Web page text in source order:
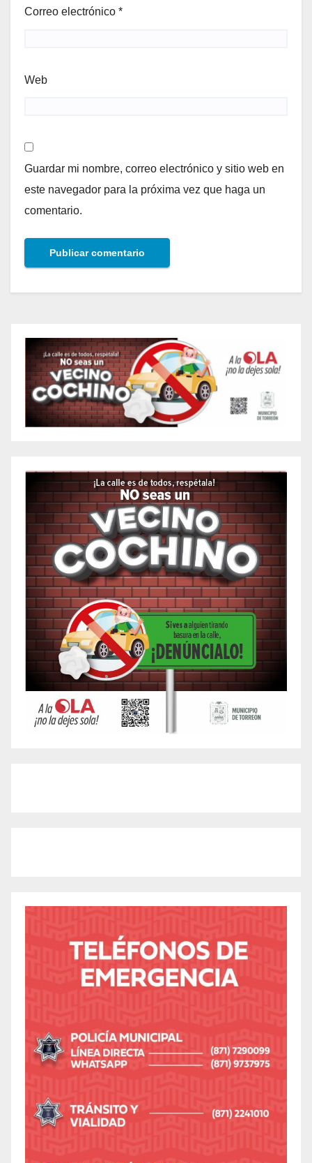
Correo electrónico *
Web
Guardar mi nombre, correo electrónico y sitio web en
este navegador para la próxima vez que haga un
comentario.